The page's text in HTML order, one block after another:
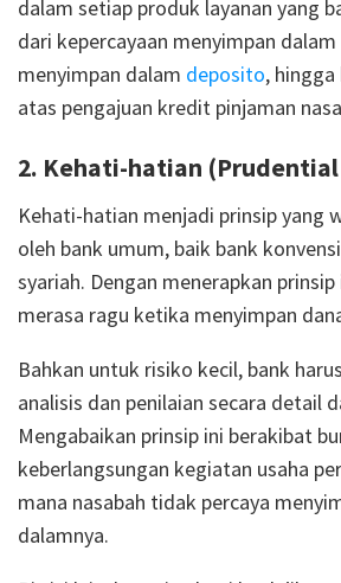
dalam setiap produk layanan yang
dari kepercayaan menyimpan
menyimpan dalam deposito, hingga
atas pengajuan kredit pinjaman
2. Kehati-hatian
Kehati-hatian menjadi prinsip yang
oleh bank umum, baik bank
syariah. Dengan menerapkan
merasa ragu ketika menyimpan
Bahkan untuk risiko kecil, bank
analisis dan penilaian secara detail
Mengabaikan prinsip ini berakibat
keberlangsungan kegiatan usaha
mana nasabah tidak percaya
dalamnya.